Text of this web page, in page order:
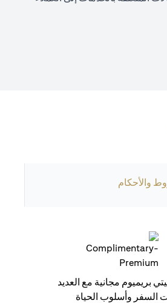
والأحكام
بريميوم مجانية مع العديد
السفر وأسلوب الحياة